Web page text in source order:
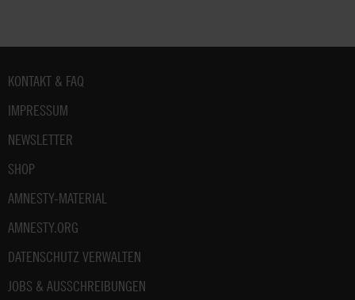
Fußbereich
KONTAKT & FAQ
IMPRESSUM
NEWSLETTER
SHOP
AMNESTY-MATERIAL
AMNESTY.ORG
DATENSCHUTZ VERWALTEN
JOBS & AUSSCHREIBUNGEN